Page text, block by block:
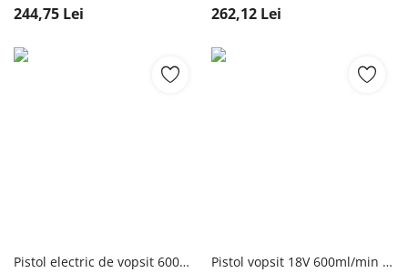
244,75 Lei 262,12 Lei
Pistol electric de vopsit 600W 1200ml/min Detoolz
Pistol vopsit 18V 600ml/min rezervor 1000ml Detoolz